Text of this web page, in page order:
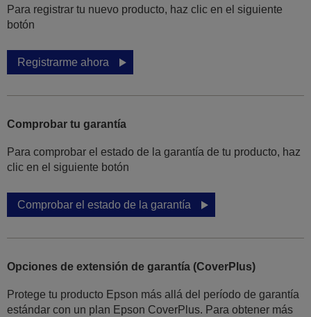
Para registrar tu nuevo producto, haz clic en el siguiente
botón
Registrarme ahora
Comprobar tu garantía
Para comprobar el estado de la garantía de tu producto, haz
clic en el siguiente botón
Comprobar el estado de la garantía
Opciones de extensión de garantía (CoverPlus)
Protege tu producto Epson más allá del período de garantía
estándar con un plan Epson CoverPlus. Para obtener más